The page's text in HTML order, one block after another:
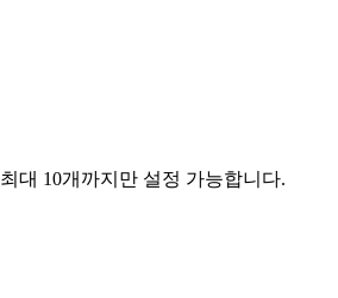
대 10개까지만 설정 가능합니다.